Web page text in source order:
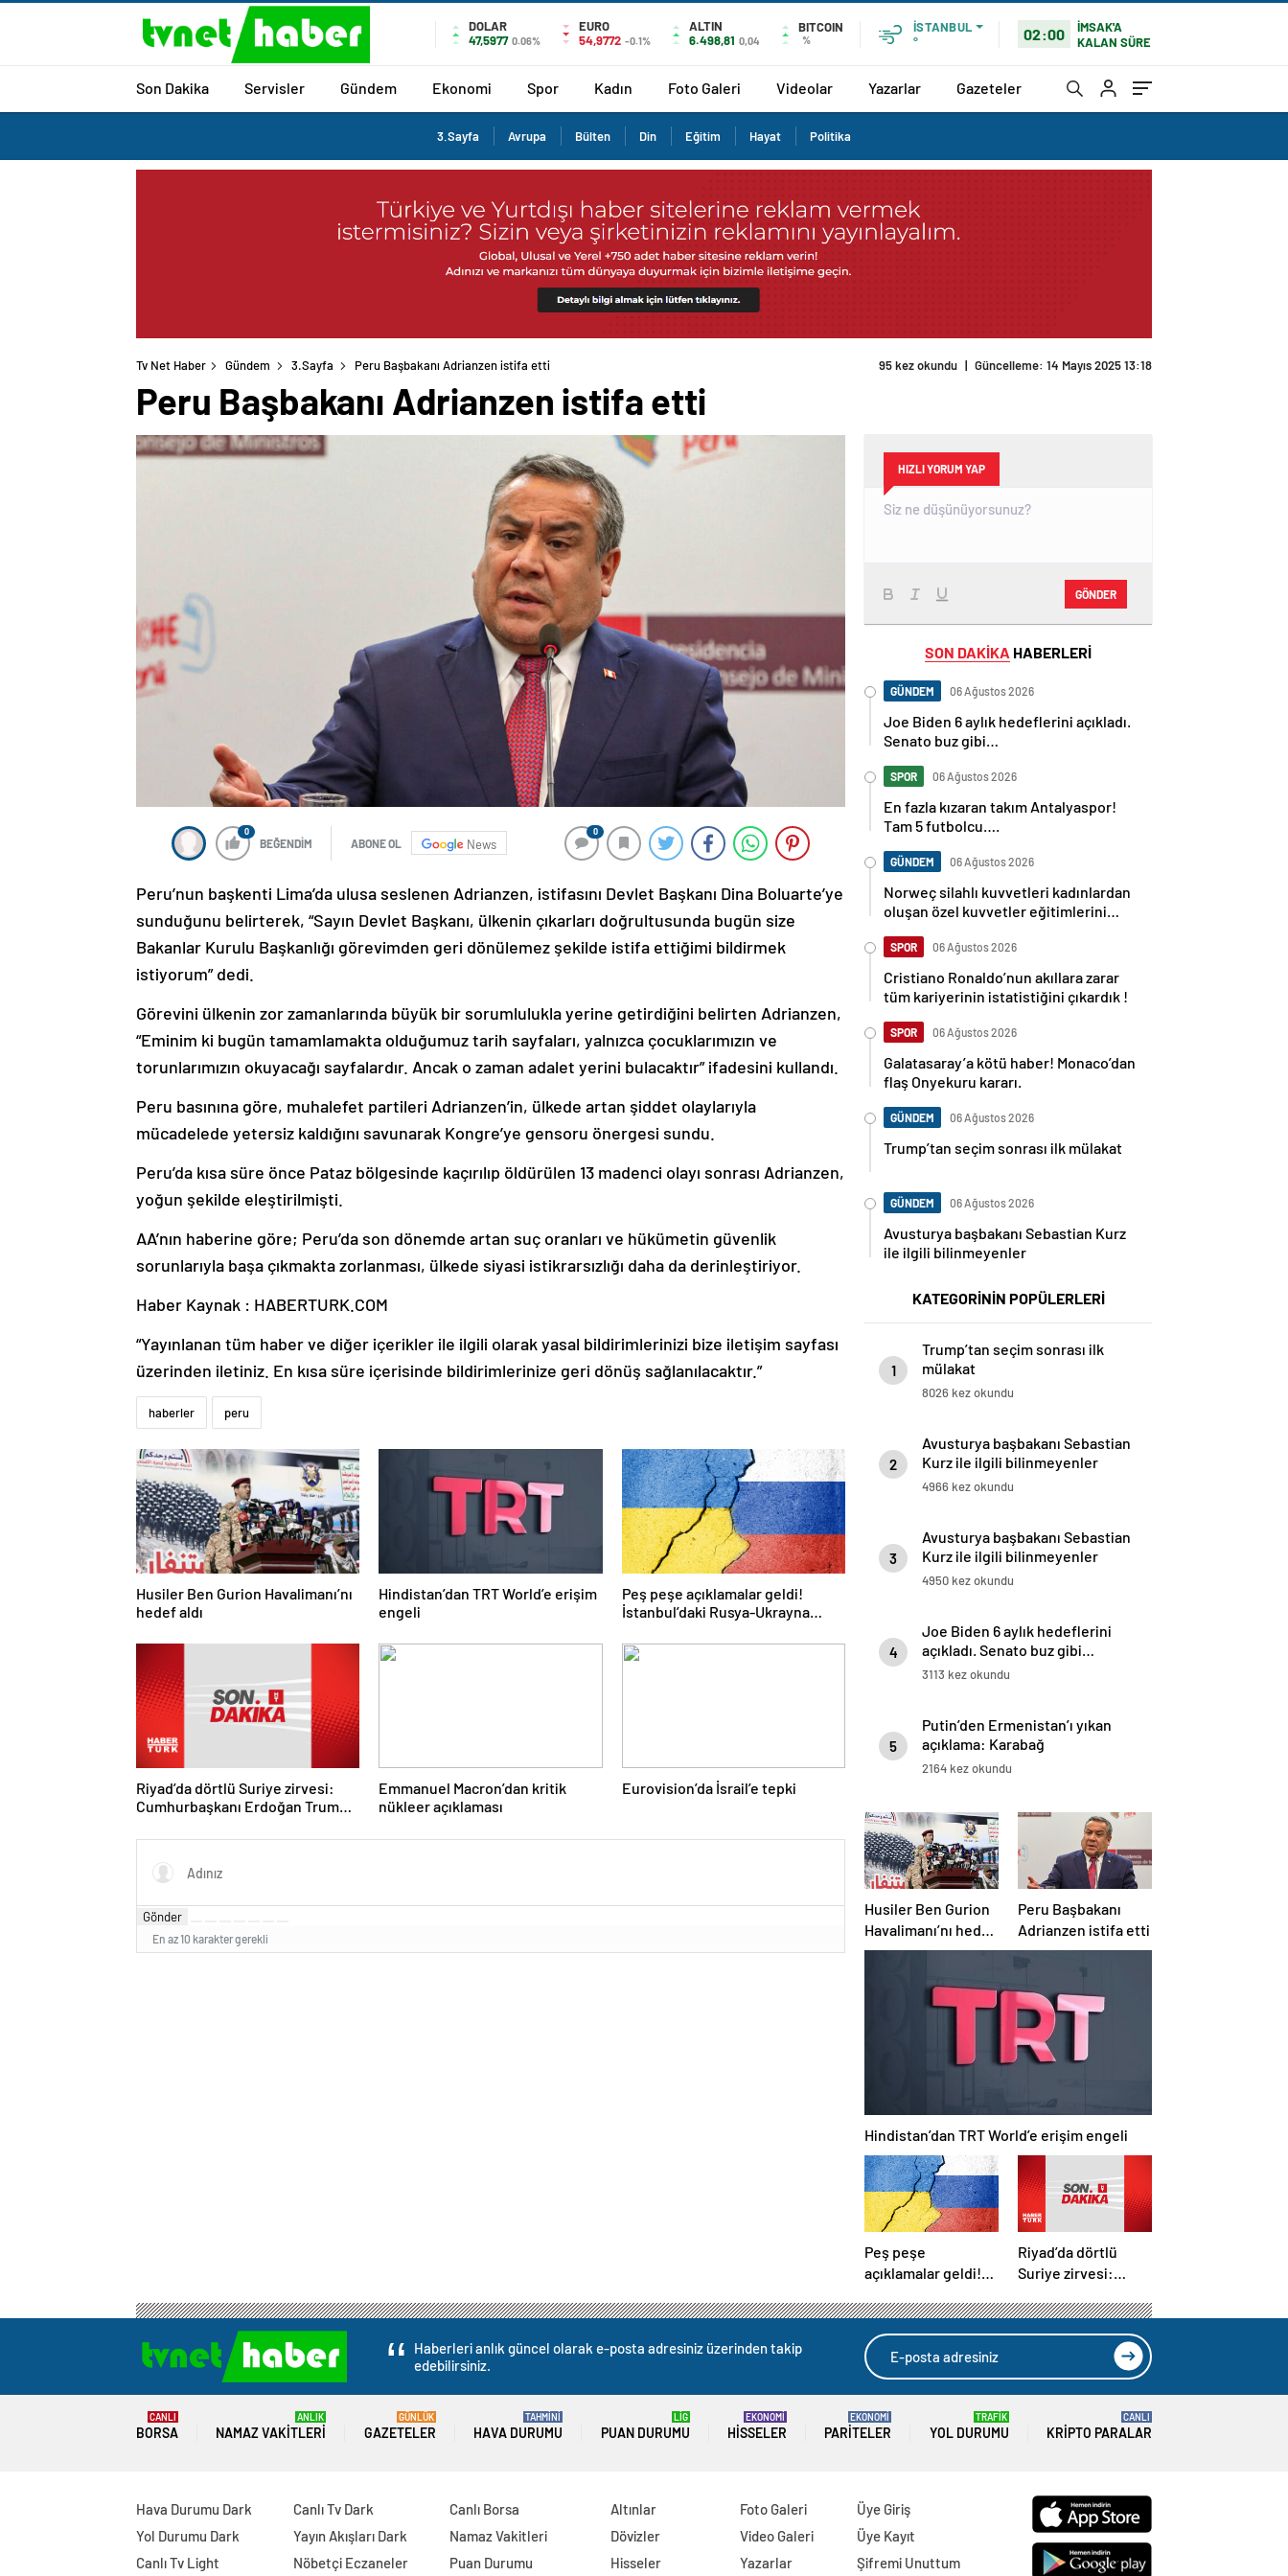
DOLAR
47,5977 0.06%
EURO
54,9772 -0.1%
ALTIN
6.498,81 0,04
BITCOIN
%
İSTANBUL
°
02:00
İMSAK'A
KALAN SÜRE
Son Dakika Servisler Gündem Ekonomi Spor Kadın Foto Galeri Videolar Yazarlar Gazeteler
3.Sayfa Avrupa Bülten Din Eğitim Hayat Politika
Tv Net Haber Gündem 3.Sayfa Peru Başbakanı Adrianzen istifa etti 95 kez okundu | Güncelleme: 14 Mayıs 2025 13:18
Peru Başbakanı Adrianzen istifa etti
0
BEĞENDİM ABONE OL News
0
Peru’nun başkenti Lima’da ulusa seslenen Adrianzen, istifasını Devlet Başkanı Dina Boluarte’ye
sunduğunu belirterek, “Sayın Devlet Başkanı, ülkenin çıkarları doğrultusunda bugün size
Bakanlar Kurulu Başkanlığı görevimden geri dönülemez şekilde istifa ettiğimi bildirmek
istiyorum” dedi.
Görevini ülkenin zor zamanlarında büyük bir sorumlulukla yerine getirdiğini belirten Adrianzen,
“Eminim ki bugün tamamlamakta olduğumuz tarih sayfaları, yalnızca çocuklarımızın ve
torunlarımızın okuyacağı sayfalardır. Ancak o zaman adalet yerini bulacaktır” ifadesini kullandı.
Peru basınına göre, muhalefet partileri Adrianzen’in, ülkede artan şiddet olaylarıyla
mücadelede yetersiz kaldığını savunarak Kongre’ye gensoru önergesi sundu.
Peru’da kısa süre önce Pataz bölgesinde kaçırılıp öldürülen 13 madenci olayı sonrası Adrianzen,
yoğun şekilde eleştirilmişti.
AA’nın haberine göre; Peru’da son dönemde artan suç oranları ve hükümetin güvenlik
sorunlarıyla başa çıkmakta zorlanması, ülkede siyasi istikrarsızlığı daha da derinleştiriyor.
Haber Kaynak : HABERTURK.COM
“Yayınlanan tüm haber ve diğer içerikler ile ilgili olarak yasal bildirimlerinizi bize iletişim sayfası
üzerinden iletiniz. En kısa süre içerisinde bildirimlerinize geri dönüş sağlanılacaktır.”
haberler peru
Husiler Ben Gurion Havalimanı’nı
hedef aldı
Hindistan’dan TRT World’e erişim
engeli
Peş peşe açıklamalar geldi!
İstanbul’daki Rusya-Ukrayna
Riyad’da dörtlü Suriye zirvesi:
Cumhurbaşkanı Erdoğan Trump,
Emmanuel Macron’dan kritik
nükleer açıklaması
Eurovision’da İsrail’e tepki
Gönder
En az 10 karakter gerekli
HIZLI YORUM YAP
GÖNDER
SON DAKİKA HABERLERİ
GÜNDEM 06 Ağustos 2026
Joe Biden 6 aylık hedeflerini açıkladı.
Senato buz gibi…
SPOR 06 Ağustos 2026
En fazla kızaran takım Antalyaspor!
Tam 5 futbolcu….
GÜNDEM 06 Ağustos 2026
Norweç silahlı kuvvetleri kadınlardan
oluşan özel kuvvetler eğitimlerini
SPOR 06 Ağustos 2026
Cristiano Ronaldo’nun akıllara zarar
tüm kariyerinin istatistiğini çıkardık !
SPOR 06 Ağustos 2026
Galatasaray’a kötü haber! Monaco’dan
flaş Onyekuru kararı.
GÜNDEM 06 Ağustos 2026
Trump’tan seçim sonrası ilk mülakat
GÜNDEM 06 Ağustos 2026
Avusturya başbakanı Sebastian Kurz
ile ilgili bilinmeyenler
KATEGORİNİN POPÜLERLERİ
1
Trump’tan seçim sonrası ilk
mülakat
8026 kez okundu
2
Avusturya başbakanı Sebastian
Kurz ile ilgili bilinmeyenler
4966 kez okundu
3
Avusturya başbakanı Sebastian
Kurz ile ilgili bilinmeyenler
4950 kez okundu
4
Joe Biden 6 aylık hedeflerini
açıkladı. Senato buz gibi…
3113 kez okundu
5
Putin’den Ermenistan’ı yıkan
açıklama: Karabağ
Azerbaycan’ın ayrılmaz bir
2164 kez okundu
Husiler Ben Gurion
Havalimanı’nı hedef
aldı
Peru Başbakanı
Adrianzen istifa etti
Hindistan’dan TRT World’e erişim engeli
Peş peşe
açıklamalar geldi!
Ukrayna
görüşmelerine
kimler katılacak?
Riyad’da dörtlü
Suriye zirvesi:
Erdoğan Trump,
Selman ve Şara ile
Haberleri anlık güncel olarak e-posta adresiniz üzerinden takip
edebilirsiniz.
BORSA
CANLI
NAMAZ VAKITLERI
ANLIK
GAZETELER
GÜNLÜK
HAVA DURUMU
TAHMİNİ
PUAN DURUMU
LİG
HISSELER
EKONOMİ
PARITELER
EKONOMİ
YOL DURUMU
TRAFİK
KRIPTO PARALAR
CANLI
Hava Durumu Dark
Yol Durumu Dark
Canlı Tv Light
Canlı Tv Dark
Yayın Akışları Dark
Nöbetçi Eczaneler
Canlı Borsa
Namaz Vakitleri
Puan Durumu
Altınlar
Dövizler
Hisseler
Foto Galeri
Video Galeri
Yazarlar
Üye Giriş
Üye Kayıt
Şifremi Unuttum